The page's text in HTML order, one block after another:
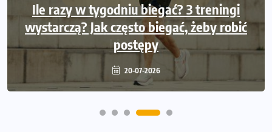
Ile razy w tygodniu biegać? 3 treningi
wystarczą? Jak często biegać, żeby robić
postępy
20-07-2026